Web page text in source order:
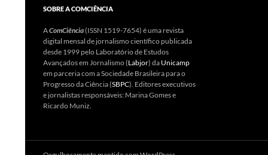
SOBRE A COMCIÊNCIA
AComCiência(ISSN 1519-7654) é uma revista
digital mensal de jornalismo científico publicada
desde 1999 pelo Laboratório de Estudos
Avançados em Jornalismo (Labjor) da Unicamp
em parceria com a Sociedade Brasileira para o
Progresso da Ciência (SBPC). Editores executivos
e jornalistas responsáveis: Marina Gomes e
Ricardo Muniz.